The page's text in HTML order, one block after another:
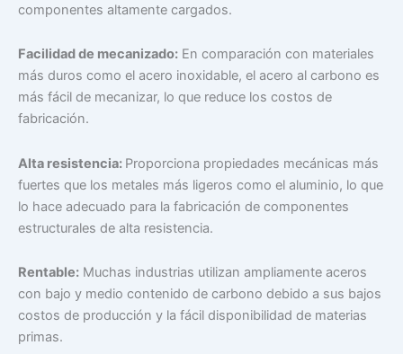
componentes altamente cargados.
Facilidad de mecanizado: En comparación con materiales
más duros como el acero inoxidable, el acero al carbono es
más fácil de mecanizar, lo que reduce los costos de
fabricación.
Alta resistencia: Proporciona propiedades mecánicas más
fuertes que los metales más ligeros como el aluminio, lo que
lo hace adecuado para la fabricación de componentes
estructurales de alta resistencia.
Rentable: Muchas industrias utilizan ampliamente aceros
con bajo y medio contenido de carbono debido a sus bajos
costos de producción y la fácil disponibilidad de materias
primas.